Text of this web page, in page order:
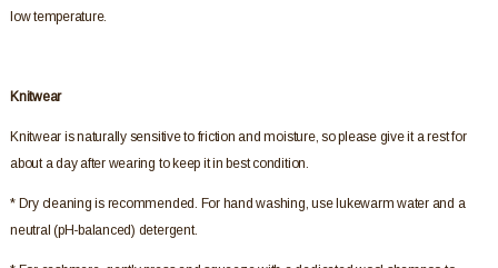
low temperature.
Knitwear
Knitwear is naturally sensitive to friction and moisture, so please give it a rest for
about a day after wearing to keep it in best condition.
* Dry cleaning is recommended. For hand washing, use lukewarm water and a
neutral (pH-balanced) detergent.